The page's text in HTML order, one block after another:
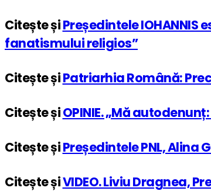
Citește șiPreședintele IOHANNIS
fanatismului religios”
Citește șiPatriarhia Română:
Citește șiOPINIE. „Mă
Citește șiPreședintele PNL,
Citește șiVIDEO. Liviu Dragnea,